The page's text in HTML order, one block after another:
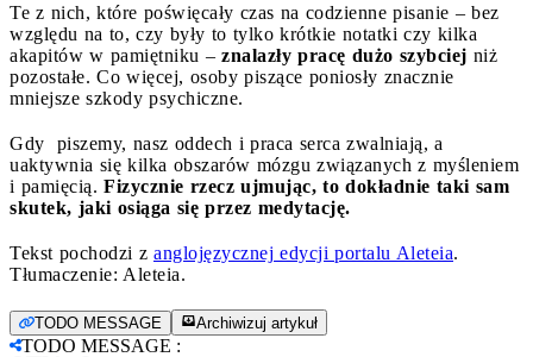
Te z nich, które poświęcały czas na codzienne pisanie – bez
względu na to, czy były to tylko krótkie notatki czy kilka
akapitów w pamiętniku – znalazły pracę dużo szybciej niż
pozostałe. Co więcej, osoby piszące poniosły znacznie
mniejsze szkody psychiczne.
Gdy piszemy, nasz oddech i praca serca zwalniają, a
uaktywnia się kilka obszarów mózgu związanych z myśleniem
i pamięcią. Fizycznie rzecz ujmując, to dokładnie taki sam
skutek, jaki osiąga się przez medytację.
Tekst pochodzi z anglojęzycznej edycji portalu Aleteia.
Tłumaczenie: Aleteia.
TODO MESSAGE Archiwizuj artykuł
TODO MESSAGE :